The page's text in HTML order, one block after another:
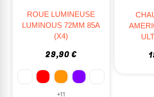
CHAUSSETTES
AMERICAN SOCKS
ULTRA HIGH
19,95 €